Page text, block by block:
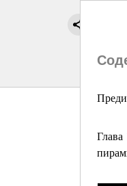
Глава